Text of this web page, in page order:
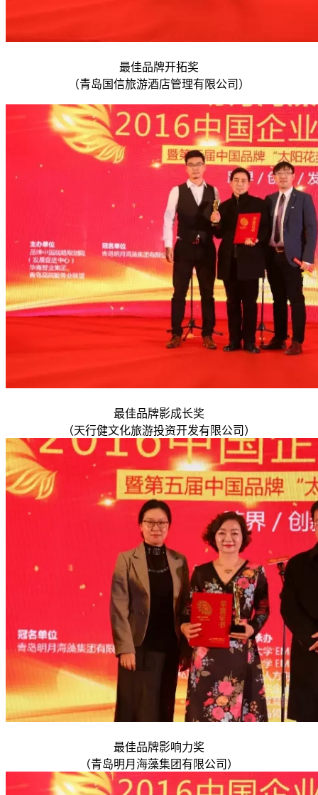
最佳品牌开拓奖
（青岛国信旅游酒店管理有限公司）
最佳品牌影成长奖
（天行健文化旅游投资开发有限公司）
最佳品牌影响力奖
（青岛明月海藻集团有限公司）